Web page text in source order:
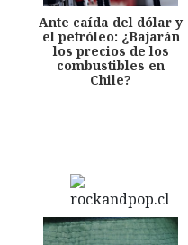
Ante caída del dólar y
el petróleo: ¿Bajarán
los precios de los
combustibles en
Chile?